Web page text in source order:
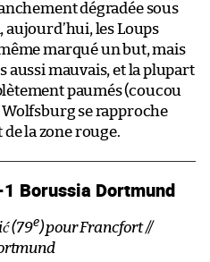
dégradée sous
les Loups
marqué un but, mais
aussi mauvais, et la plupart
paumés (coucou
se rapproche
la zone rouge.
Borussia Dortmund
(79e) pour Francfort //